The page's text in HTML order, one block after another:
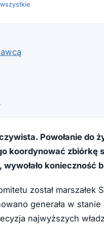
Powołanie do
koordynować zbiórkę
wywołało
został
generała w
najwyższych